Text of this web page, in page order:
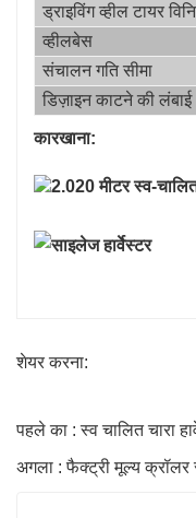
ड्राइविंग व्हील टायर
व्हीलबेस
संचालन गति सीमा
डिज़ाइन काटने की लंबाई
कारखाना:
शेयर करना:
पहले का : स्व चालित चारा
अगला : फैक्ट्री मूल्य क्रॉलर